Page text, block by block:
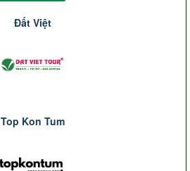
Đất Việt
Top Kon Tum